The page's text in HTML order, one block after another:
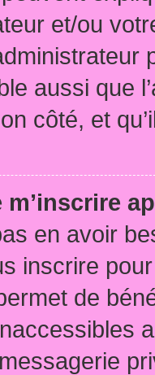
et/ou
aussi que
côté, et
en avoir
inscrire
de